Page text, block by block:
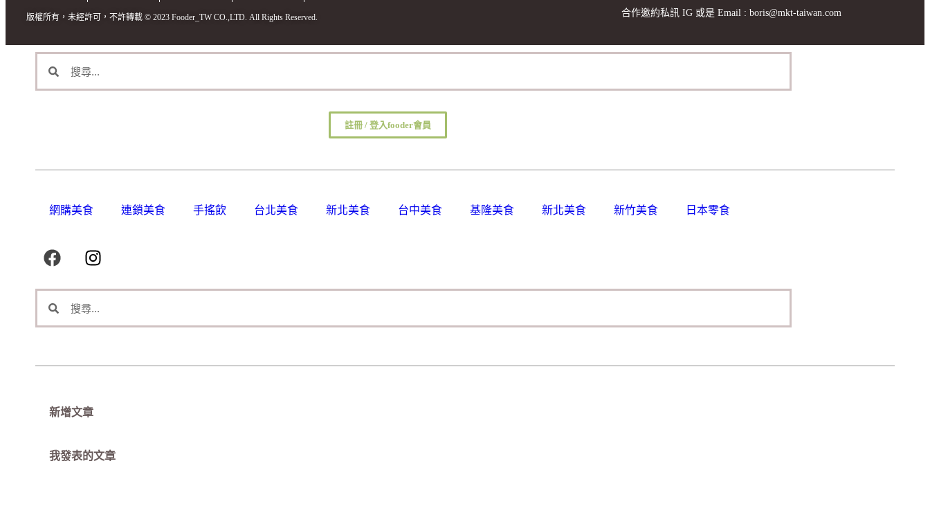
版權所有，未經許可，不許轉載 © 2023 Fooder_TW CO.,LTD. All Rights Reserved. 合作邀約私訊 IG 或是 Email : boris@mkt-taiwan.com
註冊 / 登入fooder會員
網購美食 連鎖美食 手搖飲 台北美食 新北美食 台中美食 基隆美食 新北美食 新竹美食 日本零食
新增文章
我發表的文章